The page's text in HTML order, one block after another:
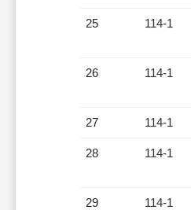
25 114-1
26 114-1
27 114-1
28 114-1
29 114-1